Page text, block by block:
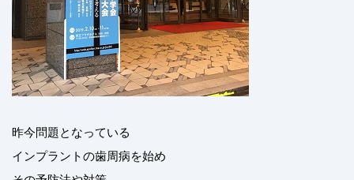
昨今問題となっている
インプラントの歯周病を始め